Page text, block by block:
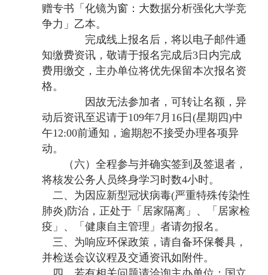
赠专书「化镜为窗：大数据分析强化大学竞
争力」乙本。
完成线上报名后，将以电子邮件通
知缴费资讯，敬请于报名完成后3 日内完成
费用缴交，主办单位将优先保留本次报名资
格。
因故无法参加者，可转让名额，异
动后资讯至迟请于109年7月 16 日 (星期四)中
午12:00前通知，逾期恕不接受办理各项异
动。
（六）全程参与并确实签到及签退者，
将核发公务人员终身学习时数4小时。
二、为因应新型冠状病毒(严重特殊传染性
肺炎)防治，正处于「居家隔离」、「居家检
疫」、「健康自主管理」者请勿报名。
三、为响应环保政策，请自备环保餐具，
并检送会议议程及交通资讯如附件。